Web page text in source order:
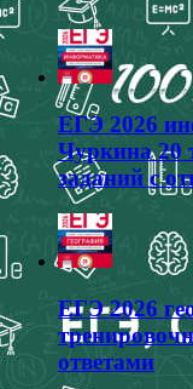
ЕГЭ 2026
Чуркина 20
заданий с
ЕГЭ 2026
ответами